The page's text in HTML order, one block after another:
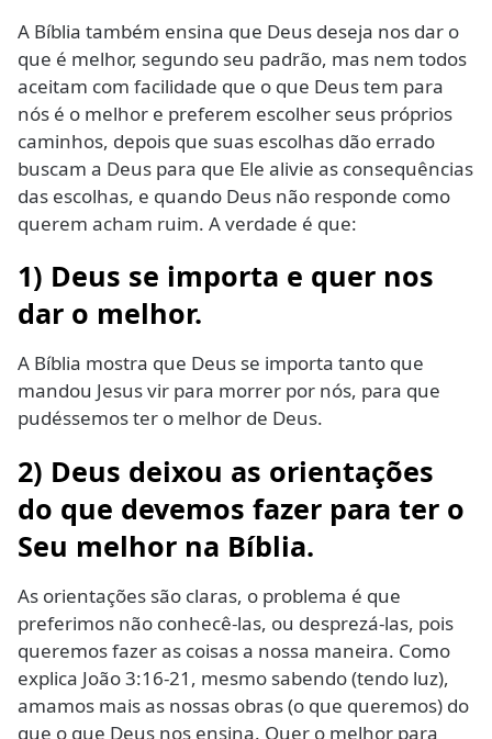
A Bíblia também ensina que Deus deseja nos dar o
que é melhor, segundo seu padrão, mas nem todos
aceitam com facilidade que o que Deus tem para
nós é o melhor e preferem escolher seus próprios
caminhos, depois que suas escolhas dão errado
buscam a Deus para que Ele alivie as consequências
das escolhas, e quando Deus não responde como
querem acham ruim. A verdade é que:
1) Deus se importa e quer nos
dar o melhor.
A Bíblia mostra que Deus se importa tanto que
mandou Jesus vir para morrer por nós, para que
pudéssemos ter o melhor de Deus.
2) Deus deixou as orientações
do que devemos fazer para ter o
Seu melhor na Bíblia.
As orientações são claras, o problema é que
preferimos não conhecê-las, ou desprezá-las, pois
queremos fazer as coisas a nossa maneira. Como
explica João 3:16-21, mesmo sabendo (tendo luz),
amamos mais as nossas obras (o que queremos) do
que o que Deus nos ensina. Quer o melhor para